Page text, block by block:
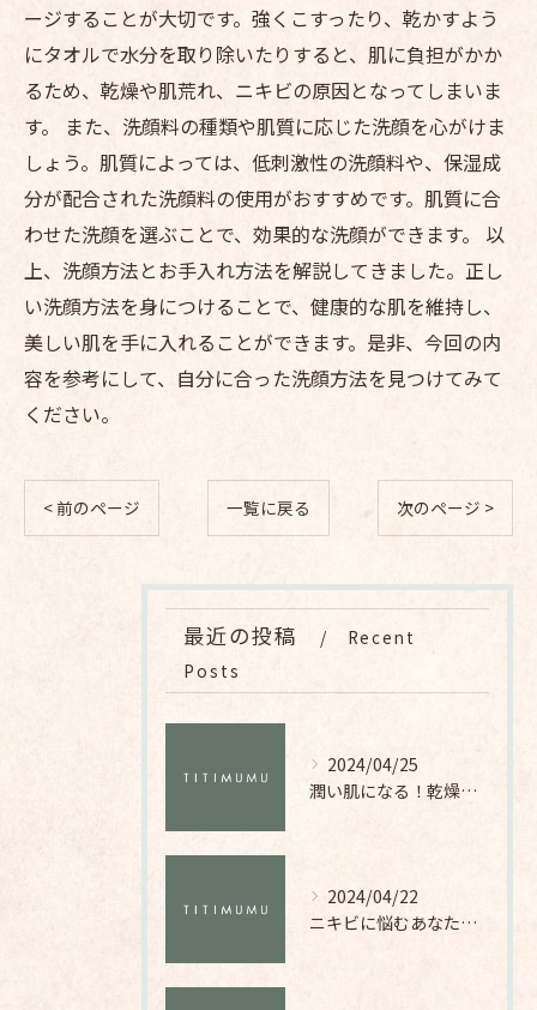
ージすることが大切です。強くこすったり、乾かすよう
にタオルで水分を取り除いたりすると、肌に負担がかか
るため、乾燥や肌荒れ、ニキビの原因となってしまいま
す。 また、洗顔料の種類や肌質に応じた洗顔を心がけま
しょう。肌質によっては、低刺激性の洗顔料や、保湿成
分が配合された洗顔料の使用がおすすめです。肌質に合
わせた洗顔を選ぶことで、効果的な洗顔ができます。 以
上、洗顔方法とお手入れ方法を解説してきました。正し
い洗顔方法を身につけることで、健康的な肌を維持し、
美しい肌を手に入れることができます。是非、今回の内
容を参考にして、自分に合った洗顔方法を見つけてみて
ください。
< 前のページ 一覧に戻る 次のページ >
最近の投稿
Recent
Posts
2024/04/25
潤い肌になる！乾燥対策アイテムとお手入れ方法
2024/04/22
ニキビに悩むあなた必見！皮脂トラブルを解決する化粧品の秘密とは？